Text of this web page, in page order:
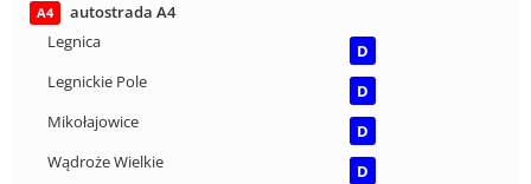
A4
autostrada A4
Legnica
D
Legnickie Pole
D
Mikołajowice
D
Wądroże Wielkie
D